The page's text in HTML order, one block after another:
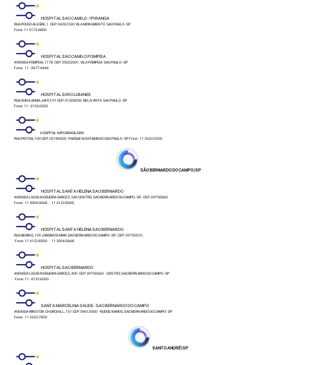
HOSPITAL SAO CAMILO - IPIRANGA
RUA POUSO ALEGRE, 1 CEP: 04261030 VILA MONUMENTO SAO PAULO - SP
Fone: 11 3172-6800
HOSPITAL SAO CAMILO POMPEIA
AVENIDA POMPEIA, 1178 CEP: 05022001 VILA POMPEIA SAO PAULO - SP
Fone: 11 - 3677-4444
HOSPITAL SIRIO LIBANES
RUA DONA ADMA JAFET, 91 CEP: 01308050 BELA VISTA SAO PAULO - SP
Fone: 11 - 3155-0200
HOSPITAL NIPO BRASILEIRO
RUA PISTOIA, 100 CEP: 02189000 - PARQUE NOVO MUNDO SAO PAULO - SP Fone: 11 2633-2200
SÃO BERNARDO DO CAMPO | SP
HOSPITAL SANTA HELENA SAO BERNARDO
AVENIDA LUCAS NOGUEIRA GARCEZ, 540 CENTRO, SAO BERNARDO DO CAMPO - SP - CEP: 09750660
Fone: 11 3004-3668 - 11 4122-8300
HOSPITAL SANTA HELENA SAO BERNARDO
RUA BERING, 159 JARDIM DO MAR; SAO BERNARDO DO CAMPO - SP ; CEP: 09750510
Fone: 11 4122-8300 - 11 3004-3668
HOSPITAL SAO BERNARDO
AVENIDA LUCAS NOGUEIRA GARCEZ, 400 CEP: 09750660 - CENTRO; SAO BERNARDO DO CAMPO - SP
Fone: 11 - 4122-6500
SANTA MARCELINA SAUDE - SAO BERNARDO DO CAMPO
AVENIDA WINSTON CHURCHILL, 151 CEP: 09613000 - RUDGE RAMOS; SAO BERNARDO DO CAMPO - SP
Fone: 11 2523-7830
SANTO ANDRÉ | SP